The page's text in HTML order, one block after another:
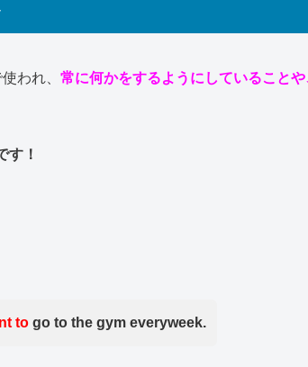
われ、 常に何かをするようにしていること
す！
to go to the gym everyweek.